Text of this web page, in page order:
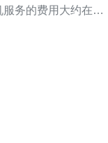
务的费用大约在每
外，云服务器的费